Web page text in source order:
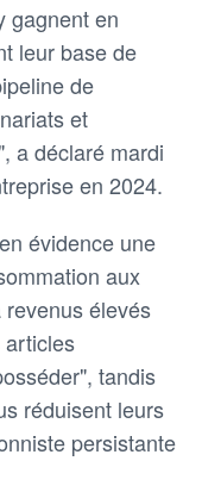
gagnent en
leur base de
de
et
a déclaré mardi
en 2024.
évidence une
aux
élevés
articles
tandis
réduisent leurs
persistante